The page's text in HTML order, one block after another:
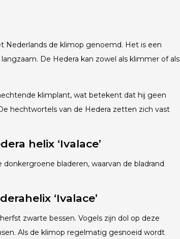
Nederlands de klimop genoemd. Het is een
De Hedera kan zowel als klimmer of als
klimplant, wat betekent dat hij geen
hechtwortels van de Hedera zetten zich vast
helix ‘Ivalace’
donkergroene bladeren, waarvan de bladrand
helix ‘Ivalace’
zwarte bessen. Vogels zijn dol op deze
Als de klimop regelmatig gesnoeid wordt